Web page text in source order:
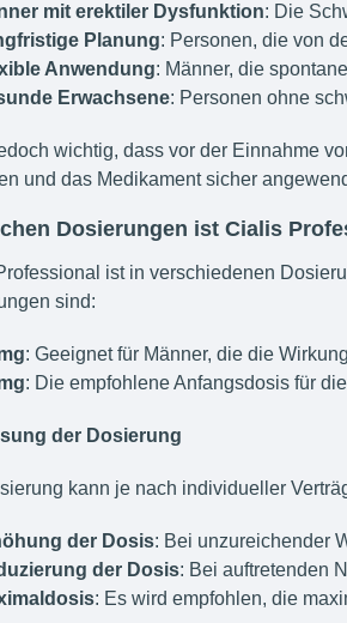
mit erektiler Dysfunktion: Die
Planung: Personen, die von
Anwendung: Männer, die
Erwachsene: Personen ohne
wichtig, dass vor der Einnahme
und das Medikament sicher
Dosierungen ist Cialis
ist in verschiedenen
sind:
: Geeignet für Männer, die die
: Die empfohlene Anfangsdosis für
der Dosierung
kann je nach individueller
der Dosis: Bei unzureichender
der Dosis: Bei auftretenden
: Es wird empfohlen, die